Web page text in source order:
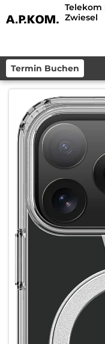
Telekom
Zwiesel
Termin Buchen